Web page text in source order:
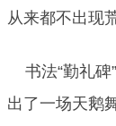
从来都不出现
书法“勤礼碑
出了一场天鹅